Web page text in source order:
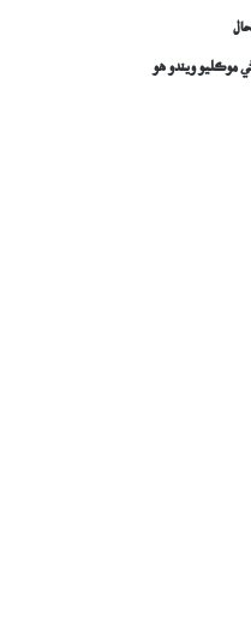
موڪليو ويندو ھو